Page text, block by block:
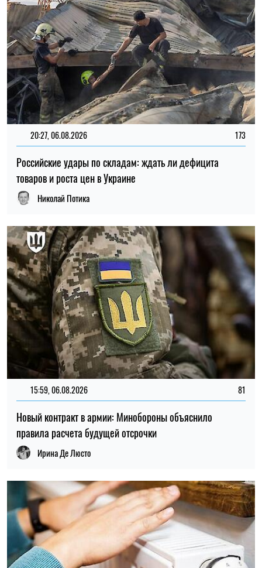
15:59, 06.08.2026
правила расчета будущей отсрочки
Ирина Де Люсто
21:31, 05.08.2026
65% поврежденных энергообъектов
Николай Потика
ПОСЛЕДНИЕ НОВОСТИ